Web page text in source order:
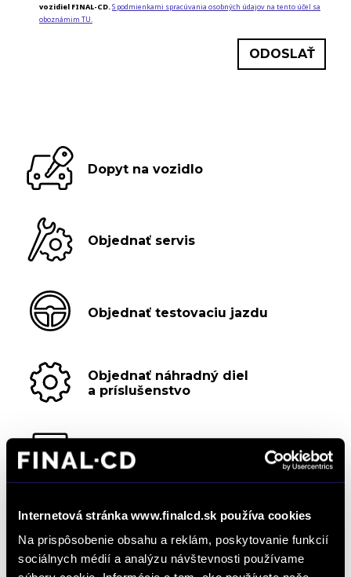
Internetová stránka www.finalcd.sk používa cookies
Na prispôsobenie obsahu a reklám, poskytovanie funkcií
sociálnych médií a analýzu návštevnosti používame
vozidiel FINAL-CD. S podmienkami spracúvania osobných údajov na tento účel sa
oboznámim TU.
Dopyt na vozidlo
Objednať servis
Objednať testovaciu jazdu
Objednať náhradný diel
a príslušenstvo
Kalkulácia financovania